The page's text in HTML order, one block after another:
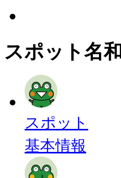
スポット名
スポット
基本情報